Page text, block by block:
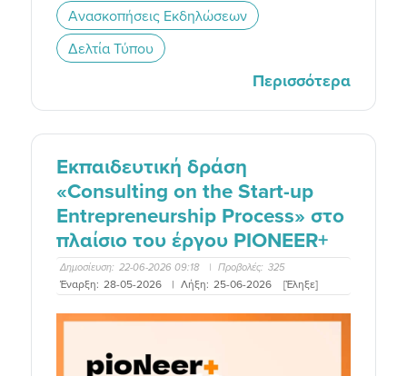
Ανασκοπήσεις Εκδηλώσεων
Δελτία Τύπου
Περισσότερα
Εκπαιδευτική δράση
«Consulting on the Start-up
Entrepreneurship Process» στο
πλαίσιο του έργου PIONEER+
Δημοσίευση: 22-06-2026 09:18 | Προβολές: 325
Έναρξη: 28-05-2026 | Λήξη: 25-06-2026 [Έληξε]